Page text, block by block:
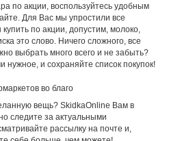
по акции, воспользуйтесь удобным
Для Вас мы упростили все
по акции, допустим, молоко,
это слово. Ничего сложного, все
выбрать много всего и не забыть?
нужное, и сохраняйте список покупок!
во благо
вещь? SkidkaOnline Вам в
следите за актуальными
рассылку на почте и,